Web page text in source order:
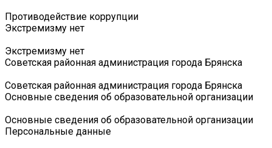
Противодействие коррупции
Экстремизму нет
Экстремизму нет
Советская районная администрация города Брянска
Советская районная администрация города Брянска
Основные сведения об образовательной организации
Основные сведения об образовательной организации
Персональные данные